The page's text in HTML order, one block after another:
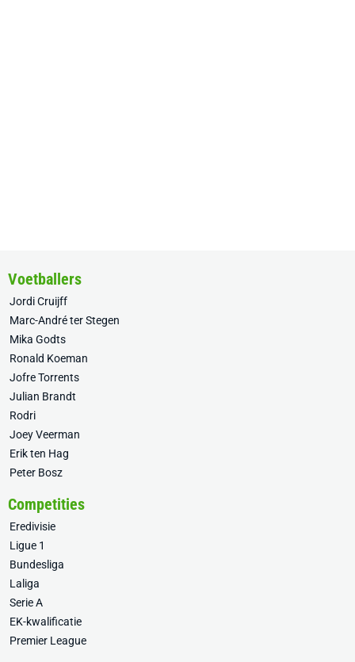
Voetballers
Jordi Cruijff
Marc-André ter Stegen
Mika Godts
Ronald Koeman
Jofre Torrents
Julian Brandt
Rodri
Joey Veerman
Erik ten Hag
Peter Bosz
Competities
Eredivisie
Ligue 1
Bundesliga
Laliga
Serie A
EK-kwalificatie
Premier League